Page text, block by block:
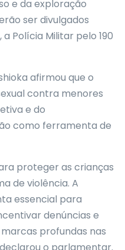
e da exploração
ser divulgados
Polícia Militar pelo 190
afirmou que o
contra menores
e do
como ferramenta de
proteger as crianças
de violência. A
essencial para
denúncias e
profundas nas